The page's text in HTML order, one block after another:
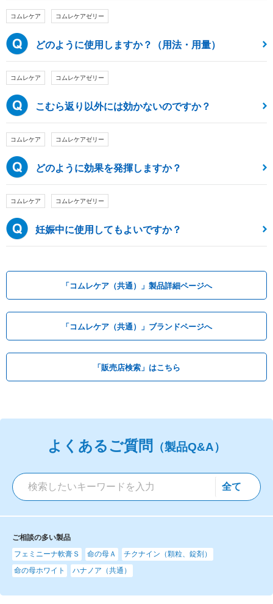
コムレケア コムレケアゼリー
どのように使用しますか？（用法・用量）
コムレケア コムレケアゼリー
こむら返り以外には効かないのですか？
コムレケア コムレケアゼリー
どのように効果を発揮しますか？
コムレケア コムレケアゼリー
妊娠中に使用してもよいですか？
「コムレケア（共通）」製品詳細ページへ
「コムレケア（共通）」ブランドページへ
「販売店検索」はこちら
よくあるご質問 （製品Q&A）
ご相談の多い製品
フェミニーナ軟膏Ｓ
命の母Ａ
チクナイン（顆粒、錠剤）
命の母ホワイト
ハナノア（共通）